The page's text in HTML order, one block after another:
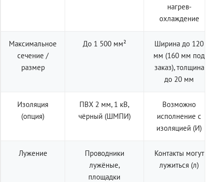
нагрев-
охлаждение
Максимальное
сечение /
размер
До 1 500 мм²
Ширина до 120
мм (160 мм под
заказ), толщина
до 20 мм
Изоляция
(опция)
ПВХ 2 мм, 1 кВ,
чёрный (ШМПИ)
Возможно
исполнение с
изоляцией (И)
Лужение
Проводники
лужёные,
площадки
Контакты могут
лужиться (л)